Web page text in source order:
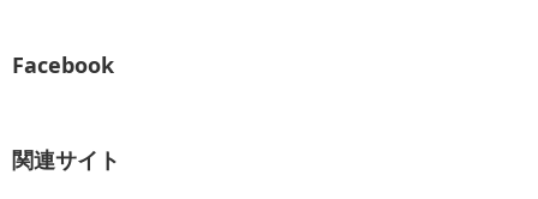
Facebook
関連サイト